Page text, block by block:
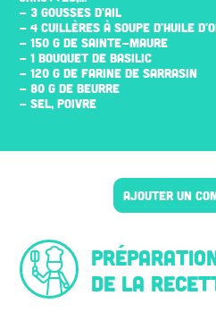
- 3 GOUSSES D'AIL
- 4 CUILLÈRES À SOUPE D'HUILE
- 150 G DE SAINTE-MAURE
- 1 BOUQUET DE BASILIC
- 120 G DE FARINE DE SARRASIN
- 80 G DE BEURRE
- SEL, POIVRE
AJOUTER UN
de la